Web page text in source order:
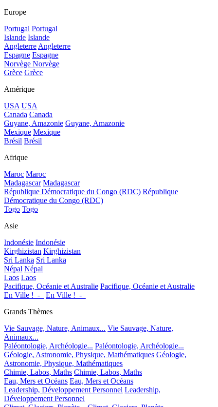
Europe
Portugal Portugal
Islande Islande
Angleterre Angleterre
Espagne Espagne
Norvège Norvège
Grèce Grèce
Amérique
USA USA
Canada Canada
Guyane, Amazonie Guyane, Amazonie
Mexique Mexique
Brésil Brésil
Afrique
Maroc Maroc
Madagascar Madagascar
République Démocratique du Congo (RDC) République
Démocratique du Congo (RDC)
Togo Togo
Asie
Indonésie Indonésie
Kirghizistan Kirghizistan
Sri Lanka Sri Lanka
Népal Népal
Laos Laos
Pacifique, Océanie et Australie Pacifique, Océanie et Australie
En Ville !_-_
En Ville !_-_
Grands Thèmes
Vie Sauvage, Nature, Animaux... Vie Sauvage, Nature,
Animaux...
Paléontologie, Archéologie... Paléontologie, Archéologie...
Géologie, Astronomie, Physique, Mathématiques Géologie,
Astronomie, Physique, Mathématiques
Chimie, Labos, Maths Chimie, Labos, Maths
Eau, Mers et Océans Eau, Mers et Océans
Leadership, Développement Personnel Leadership,
Développement Personnel